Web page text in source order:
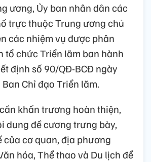
ương, Ủy ban nhân dân các
trực thuộc Trung ương chủ
các nhiệm vụ được phân
tổ chức Triển lãm ban hành
định số 90/QĐ-BCĐ ngày
Chỉ đạo Triển lãm.
khẩn trương hoàn thiện,
dung đề cương trưng bày,
của cơ quan, địa phương
hóa, Thể thao và Du lịch để